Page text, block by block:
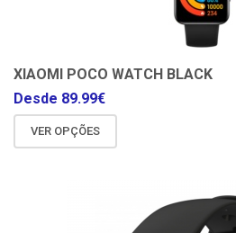
XIAOMI POCO WATCH BLACK
Desde 89.99€
VER OPÇÕES